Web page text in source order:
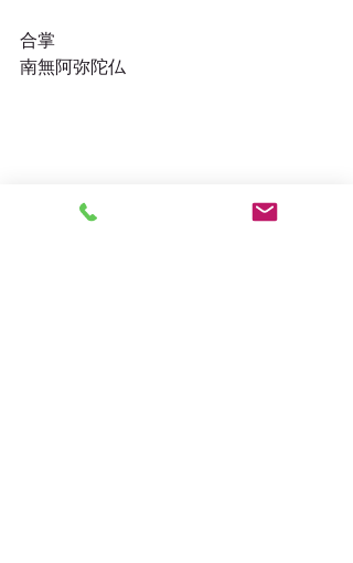
合掌
南無阿弥陀仏